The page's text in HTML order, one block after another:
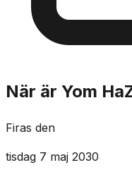
När är Yom
Firas den
tisdag 7 maj 2030